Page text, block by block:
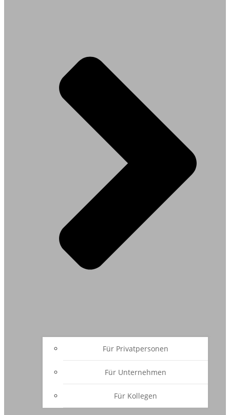
Für Privatpersonen
Für Unternehmen
Für Kollegen